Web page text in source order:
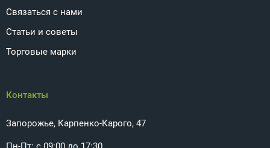
Связаться с нами
Статьи и советы
Торговые марки
Контакты
Запорожье, Карпенко-Карого, 47